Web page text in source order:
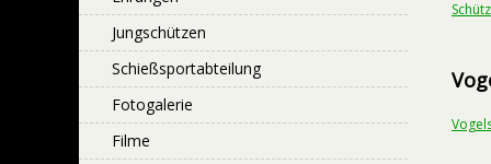
Jungschützen
Schießsportabteilung
Fotogalerie
Filme